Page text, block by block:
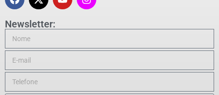
Newsletter: